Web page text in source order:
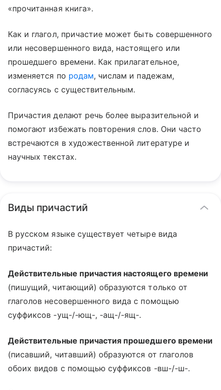
«прочитанная книга».
Как и глагол, причастие может быть совершенного
или несовершенного вида, настоящего или
прошедшего времени. Как прилагательное,
изменяется по родам, числам и падежам,
согласуясь с существительным.
Причастия делают речь более выразительной и
помогают избежать повторения слов. Они часто
встречаются в художественной литературе и
научных текстах.
Виды причастий
В русском языке существует четыре вида
причастий:
Действительные причастия настоящего времени
(пишущий, читающий) образуются только от
глаголов несовершенного вида с помощью
суффиксов -ущ-/-ющ-, -ащ-/-ящ-.
Действительные причастия прошедшего времени
(писавший, читавший) образуются от глаголов
обоих видов с помощью суффиксов -вш-/-ш-.